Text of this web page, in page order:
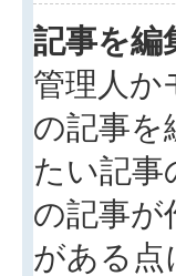
記事を編
管理人か
の記事を
たい記
の記事が
がある点